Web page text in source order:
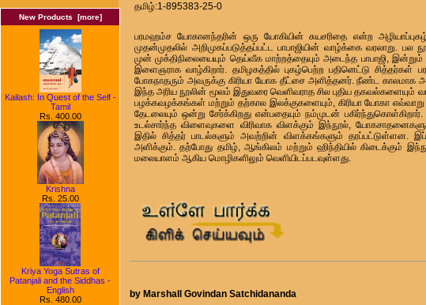
New Products [more]
Kailash: In Quest of the Self -
Tamil
Rs. 400.00
Krishna
Rs. 25.00
Kriya Yoga Sutras of
Patanjali and the Siddhas -
English
Rs. 480.00
தமிழ்:1-895383-25-0
பரமஹம்ச யோகானந்தரின் ஒரு யோகியின் சுயசரிதை என்ற
முதன்முதலில் அறிமுகப்படுத்தப்பட்ட பாபாஜியின் வாழ்க்கை வரலாறு.
முன் முக்திநிலையையும் தெய்வீக மாற்றத்தையும் அடைந்த பாபாஜி, இன்றும்
இளைஞராக வாழ்கிறார். தமிழகத்தில் புகழ்பெற்ற பதினெட்டு சித்தர்கள்
போகநாதரும் அவருக்கு கிரியா யோக தீட்சை அளித்தனர். நீண்ட காலமாக
இந்த அரிய நூலின் மூலம் இதுவரை வெளிவராத சில புதிய தகவல்களையும்
பழக்கவழக்கங்கள் மற்றும் தற்கால இலக்குகளையும், கிரியா யோகா
தேடலையும் ஒன்று சேர்க்கிறது என்பதையும் நம்முடன்
உடல்சார்ந்த விளைவுகளை விரிவாக விளக்கும் இந்நூல்,
இதில் சித்தர் பாடல்களும் அவற்றின் விளக்கங்களும் தரப்பட்டுள்ளன.
அளிக்கும். தற்போது தமிழ், ஆங்கிலம் மற்றும் ஹிந்தியில் கிடைக்கும்
மலையாளம் ஆகிய மொழிகளிலும் வெளியிடப்படவுள்ளது.
by Marshall Govindan Satchidananda